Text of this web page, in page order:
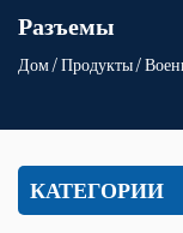
Разъемы
Дом/Продукты/
КАТЕГОРИИ